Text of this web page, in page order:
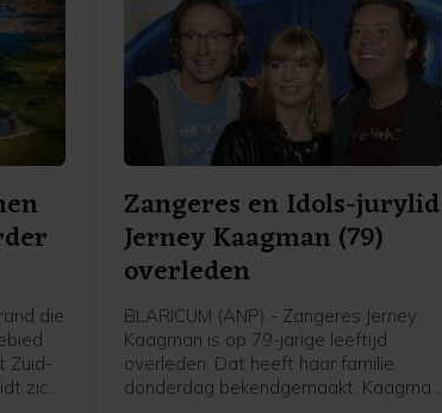
die
Zuid-
zich
Zangeres en Idols-jurylid
Jerney Kaagman (79)
overleden
BLARICUM (ANP) - Zangeres Jerney
Kaagman is op 79-jarige leeftijd
overleden. Dat heeft haar familie
donderdag bekendgemaakt. Kaagman